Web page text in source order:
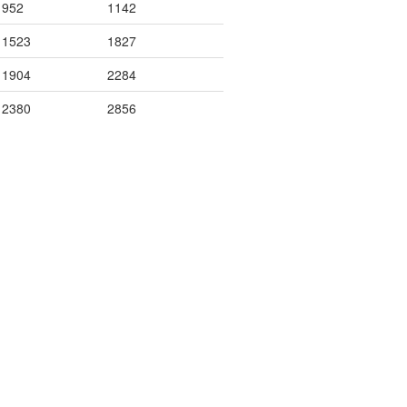
952
1142
1523
1827
1904
2284
2380
2856